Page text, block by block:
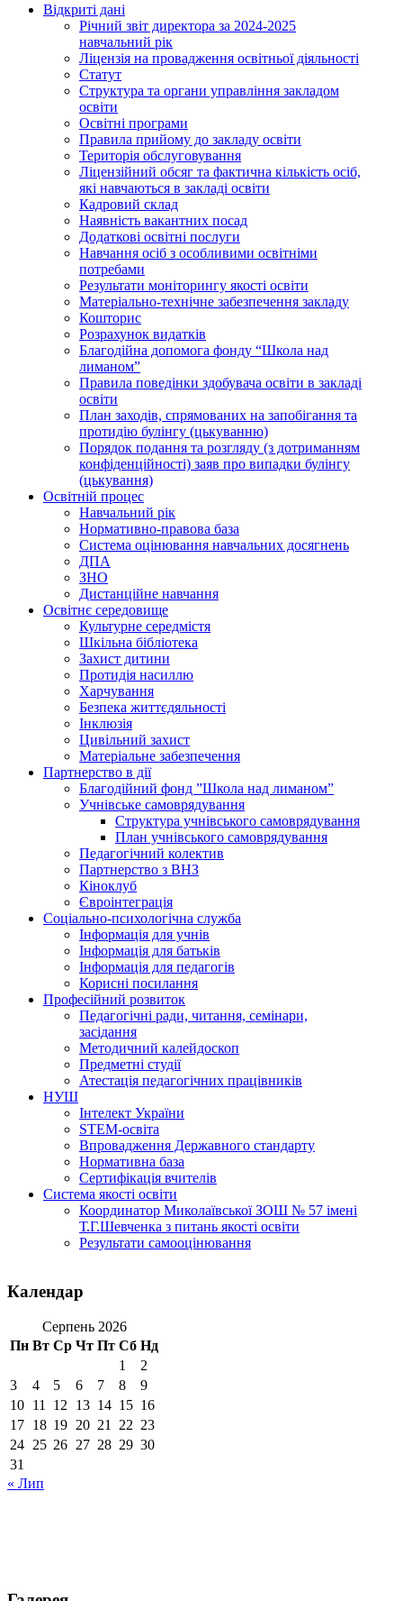
Відкриті дані
Річний звіт директора за 2024-2025
навчальний рік
Ліцензія на провадження освітньої діяльності
Статут
Структура та органи управління закладом
освіти
Освiтнi програми
Правила прийому до закладу освіти
Територiя обслуговування
Ліцензійний обсяг та фактична кількість осіб,
які навчаються в закладі освіти
Кадровий склад
Наявність вакантних посад
Додатковi освiтнi послуги
Навчання осіб з особливими освітніми
потребами
Результати моніторингу якості освіти
Матеріально-технічне забезпечення закладу
Кошторис
Розрахунок видатків
Благодійна допомога фонду “Школа над
лиманом”
Правила поведінки здобувача освіти в закладі
освіти
План заходів, спрямованих на запобігання та
протидію булінгу (цькуванню)
Порядок подання та розгляду (з дотриманням
конфіденційності) заяв про випадки булінгу
(цькування)
Освітній процес
Навчальний рік
Нормативно-правова база
Система оцінювання навчальних досягнень
ДПА
ЗНО
Дистанційне навчання
Освітнє середовище
Культурне середмістя
Шкільна бібліотека
Захист дитини
Протидія насиллю
Харчування
Безпека життєдяльності
Інклюзія
Цивільний захист
Матеріальне забезпечення
Партнерство в дії
Благодійний фонд ”Школа над лиманом”
Учнівське самоврядування
Структура учнiвського самоврядування
План учнiвського самоврядування
Педагогічний колектив
Партнерство з ВНЗ
Кіноклуб
Євроінтеграція
Соціально-психологічна служба
Інформація для учнів
Інформація для батьків
Інформація для педагогів
Корисні посилання
Професійний розвиток
Педагогічні ради, читання, семінари,
засідання
Методичний калейдоскоп
Предметні студії
Атестація педагогічних працівників
НУШ
Інтелект України
STEM-освіта
Впровадження Державного стандарту
Нормативна база
Сертифікація вчителів
Система якості освіти
Координатор Миколаївської ЗОШ № 57 імені
Т.Г.Шевченка з питань якості освіти
Результати самооцінювання
Календар
Серпень 2026
Пн Вт Ср Чт Пт Сб Нд
1
2
3
4 5 6 7 8
9
10 11 12 13 14 15 16
17 18 19 20 21 22 23
24 25 26 27 28 29 30
31
« Лип